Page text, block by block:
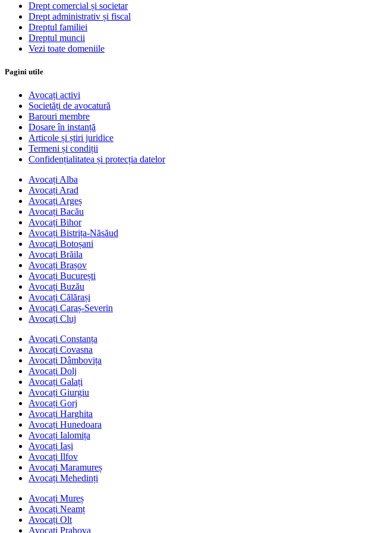
Drept comercial și societar
Drept administrativ și fiscal
Dreptul familiei
Dreptul muncii
Vezi toate domeniile
Pagini utile
Avocați activi
Societăți de avocatură
Barouri membre
Dosare în instanță
Articole și știri juridice
Termeni și condiții
Confidențialitatea și protecția datelor
Avocați Alba
Avocați Arad
Avocați Argeș
Avocați Bacău
Avocați Bihor
Avocați Bistrița-Năsăud
Avocați Botoșani
Avocați Brăila
Avocați Brașov
Avocați București
Avocați Buzău
Avocați Călărași
Avocați Caraș-Severin
Avocați Cluj
Avocați Constanța
Avocați Covasna
Avocați Dâmbovița
Avocați Dolj
Avocați Galați
Avocați Giurgiu
Avocați Gorj
Avocați Harghita
Avocați Hunedoara
Avocați Ialomița
Avocați Iași
Avocați Ilfov
Avocați Maramureș
Avocați Mehedinți
Avocați Mureș
Avocați Neamț
Avocați Olt
Avocați Prahova